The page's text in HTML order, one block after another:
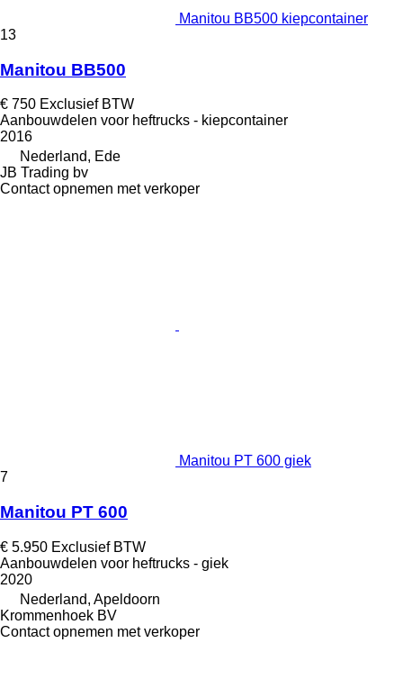
Manitou BB500 kiepcontainer
13
Manitou BB500
€ 750 Exclusief BTW
Aanbouwdelen voor heftrucks - kiepcontainer
2016
Nederland, Ede
JB Trading bv
Contact opnemen met verkoper
Manitou PT 600 giek
7
Manitou PT 600
€ 5.950 Exclusief BTW
Aanbouwdelen voor heftrucks - giek
2020
Nederland, Apeldoorn
Krommenhoek BV
Contact opnemen met verkoper